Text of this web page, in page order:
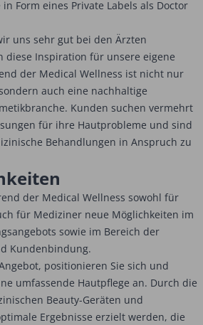
Form eines Private Labels als Doctor
uns sehr gut bei den Ärzten
diese Inspiration für unsere eigene
der Medical Wellness ist nicht nur
auch eine nachhaltige
Kunden suchen vermehrt
für ihre Hautprobleme und sind
Behandlungen in Anspruch zu
der Medical Wellness sowohl für
für Mediziner neue Möglichkeiten im
sowie im Bereich der
Kundenbindung.
positionieren Sie sich und
umfassende Hautpflege an. Durch die
Beauty-Geräten und
Ergebnisse erzielt werden, die